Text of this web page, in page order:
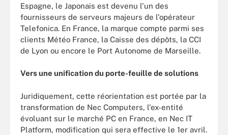
Espagne, le Japonais est devenu l'un des
fournisseurs de serveurs majeurs de l'opérateur
Telefonica. En France, la marque compte parmi ses
clients Météo France, la Caisse des dépôts, la CCI
de Lyon ou encore le Port Autonome de Marseille.
Vers une unification du porte-feuille de solutions
Juridiquement, cette réorientation est portée par la
transformation de Nec Computers, l'ex-entité
évoluant sur le marché PC en France, en Nec IT
Platform, modification qui sera effective le 1er avril.